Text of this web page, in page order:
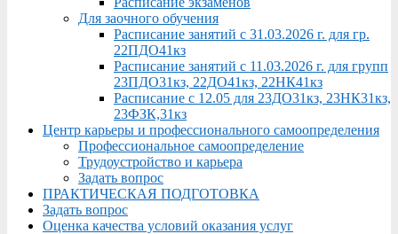
Для заочного обучения
Расписание занятий с 31.03.2026 г. для гр.
22ПДО41кз
Расписание занятий с 11.03.2026 г. для групп
23ПДО31кз, 22ДО41кз, 22НК41кз
Расписание с 12.05 для 23ДО31кз, 23НК31кз,
23ФЗК,31кз
Центр карьеры и профессионального самоопределения
Профессиональное самоопределение
Трудоустройство и карьера
Задать вопрос
ПРАКТИЧЕСКАЯ ПОДГОТОВКА
Задать вопрос
Оценка качества условий оказания услуг